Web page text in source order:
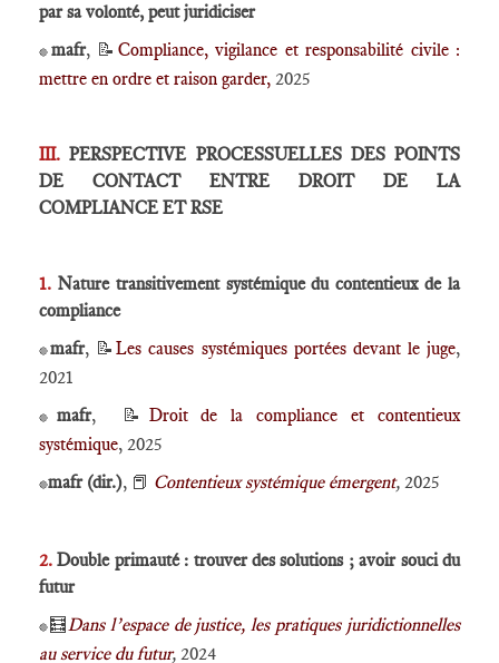
par sa volonté, peut juridiciser
🔴 mafr, 📝 Compliance, vigilance et responsabilité civile :
mettre en ordre et raison garder, 2025
III. PERSPECTIVE PROCESSUELLES DES POINTS
DE CONTACT ENTRE DROIT DE LA
COMPLIANCE ET RSE
1. Nature transitivement systémique du contentieux de la
compliance
🔴mafr, 📝Les causes systémiques portées devant le juge,
2021
🔴 mafr, 📝 Droit de la compliance et contentieux
systémique, 2025
🔴mafr (dir.), 📕 Contentieux systémique émergent, 2025
2.Double primauté : trouver des solutions ; avoir souci du
futur
🔴 🧮Dans l’espace de justice, les pratiques juridictionnelles
au service du futur, 2024